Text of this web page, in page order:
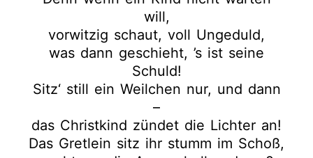
will,
vorwitzig schaut, voll Ungeduld,
was dann geschieht, ’s ist seine
Schuld!
Sitz‘ still ein Weilchen nur, und dann
–
das Christkind zündet die Lichter an!
Das Gretlein sitz ihr stumm im Schoß,